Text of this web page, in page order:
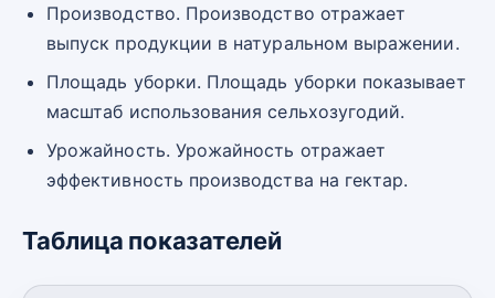
Производство. Производство отражает
выпуск продукции в натуральном выражении.
Площадь уборки. Площадь уборки показывает
масштаб использования сельхозугодий.
Урожайность. Урожайность отражает
эффективность производства на гектар.
Таблица показателей